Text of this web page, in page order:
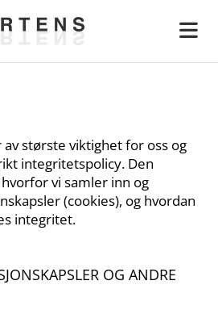
største viktighet for oss og
integritetspolicy. Den
vi samler inn og
(cookies), og hvordan
integritet.
OG ANDRE